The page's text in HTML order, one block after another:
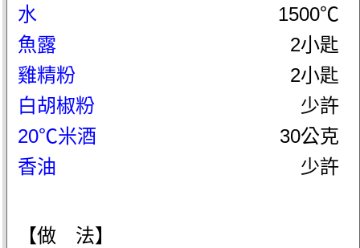
水
1500℃
魚露
2小匙
雞精粉
2小匙
白胡椒粉
少許
20℃米酒
30公克
香油
少許
【做 法】